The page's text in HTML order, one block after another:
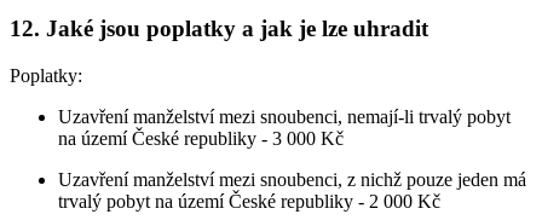
12. Jaké jsou poplatky a jak je lze uhradit
Poplatky:
Uzavření manželství mezi snoubenci, nemají-li trvalý pobyt
na území České republiky - 3 000 Kč
Uzavření manželství mezi snoubenci, z nichž pouze jeden má
trvalý pobyt na území České republiky - 2 000 Kč